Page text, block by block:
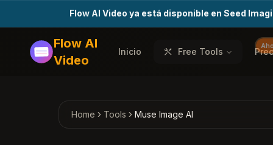
Flow AI Video ya está disponible en Seed
Flow AI
Video
Inicio Free Tools
Home Tools Muse Image AI